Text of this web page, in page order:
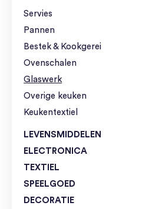
Servies
Pannen
Bestek & Kookgerei
Ovenschalen
Glaswerk
Overige keuken
Keukentextiel
LEVENSMIDDELEN
ELECTRONICA
TEXTIEL
SPEELGOED
DECORATIE